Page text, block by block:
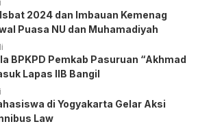
2024 dan Imbauan Kemenag
Puasa NU dan Muhamadiyah
BPKPD Pemkab Pasuruan “Akhmad
Lapas IIB Bangil
di Yogyakarta Gelar Aksi
Law